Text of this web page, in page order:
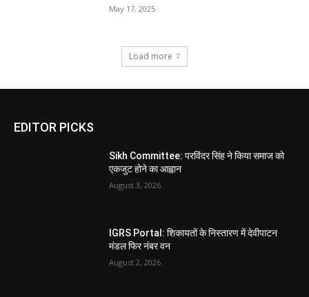
May 17, 2025
Load more
EDITOR PICKS
Sikh Committee: परविंदर सिंह ने किया समाज को
एकजुट होने का आह्वान
August 3, 2026
IGRS Portal: शिकायतों के निस्तारण में देवीपाटन
मंडल फिर नंबर वन
August 2, 2026